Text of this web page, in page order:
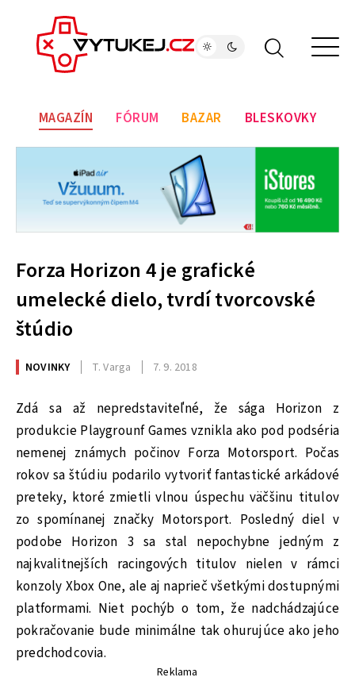
MAGAZÍN FÓRUM BAZAR BLESKOVKY
Forza Horizon 4 je grafické
umelecké dielo, tvrdí tvorcovské
štúdio
NOVINKY T. Varga 7. 9. 2018
Zdá sa až nepredstaviteľné, že sága Horizon z
produkcie Playgrounf Games vznikla ako pod podséria
nemenej známych počinov Forza Motorsport. Počas
rokov sa štúdiu podarilo vytvoriť fantastické arkádové
preteky, ktoré zmietli vlnou úspechu väčšinu titulov
zo spomínanej značky Motorsport. Posledný diel v
podobe Horizon 3 sa stal nepochybne jedným z
najkvalitnejších racingových titulov nielen v rámci
konzoly Xbox One, ale aj naprieč všetkými dostupnými
platformami. Niet pochýb o tom, že nadchádzajúce
pokračovanie bude minimálne tak ohurujúce ako jeho
predchodcovia.
Reklama